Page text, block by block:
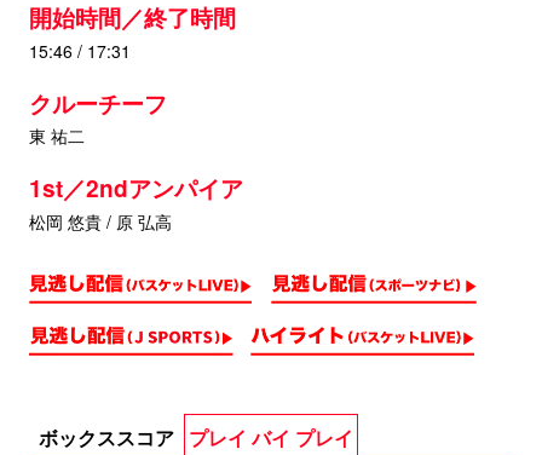
開始時間／終了時間
15:46 / 17:31
クルーチーフ
東 祐二
1st／2ndアンパイア
松岡 悠貴 / 原 弘高
ボックススコア プレイ バイ プレイ